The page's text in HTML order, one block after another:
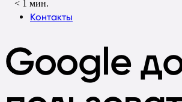
Контакты
< 1 мин.
Google